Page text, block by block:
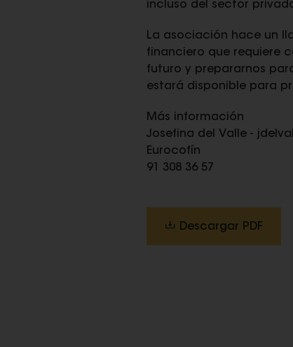
incluso del sector
La asociación hace un
financiero que requiere
futuro y prepararnos
estará disponible para
Más información
Josefina del Valle -
Eurocofín
91 308 36 57
Descargar PDF